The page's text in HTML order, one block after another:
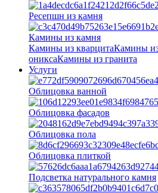
Ресепшн из камня
Камины из камня
Камины из кварцитаКамины
ониксаКамины из гранита
Услуги
Облицовка ванной
Облицовка фасадов
Облицовка пола
Облицовка плиткой
Подсветка натурального камня